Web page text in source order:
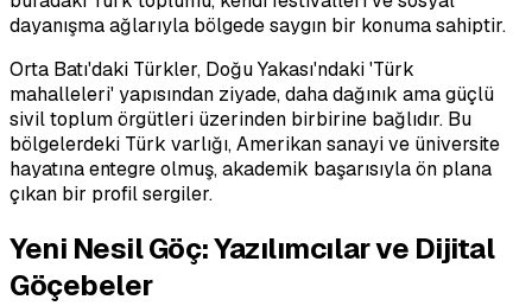
dayanışma ağlarıyla bölgede saygın bir konuma sahiptir.
Orta Batı'daki Türkler, Doğu Yakası'ndaki 'Türk
mahalleleri' yapısından ziyade, daha dağınık ama güçlü
sivil toplum örgütleri üzerinden birbirine bağlıdır. Bu
bölgelerdeki Türk varlığı, Amerikan sanayi ve üniversite
hayatına entegre olmuş, akademik başarısıyla ön plana
çıkan bir profil sergiler.
Yeni Nesil Göç: Yazılımcılar ve Dijital
Göçebeler